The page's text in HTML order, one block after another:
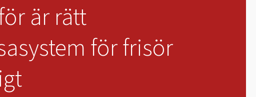
är rätt
för frisör